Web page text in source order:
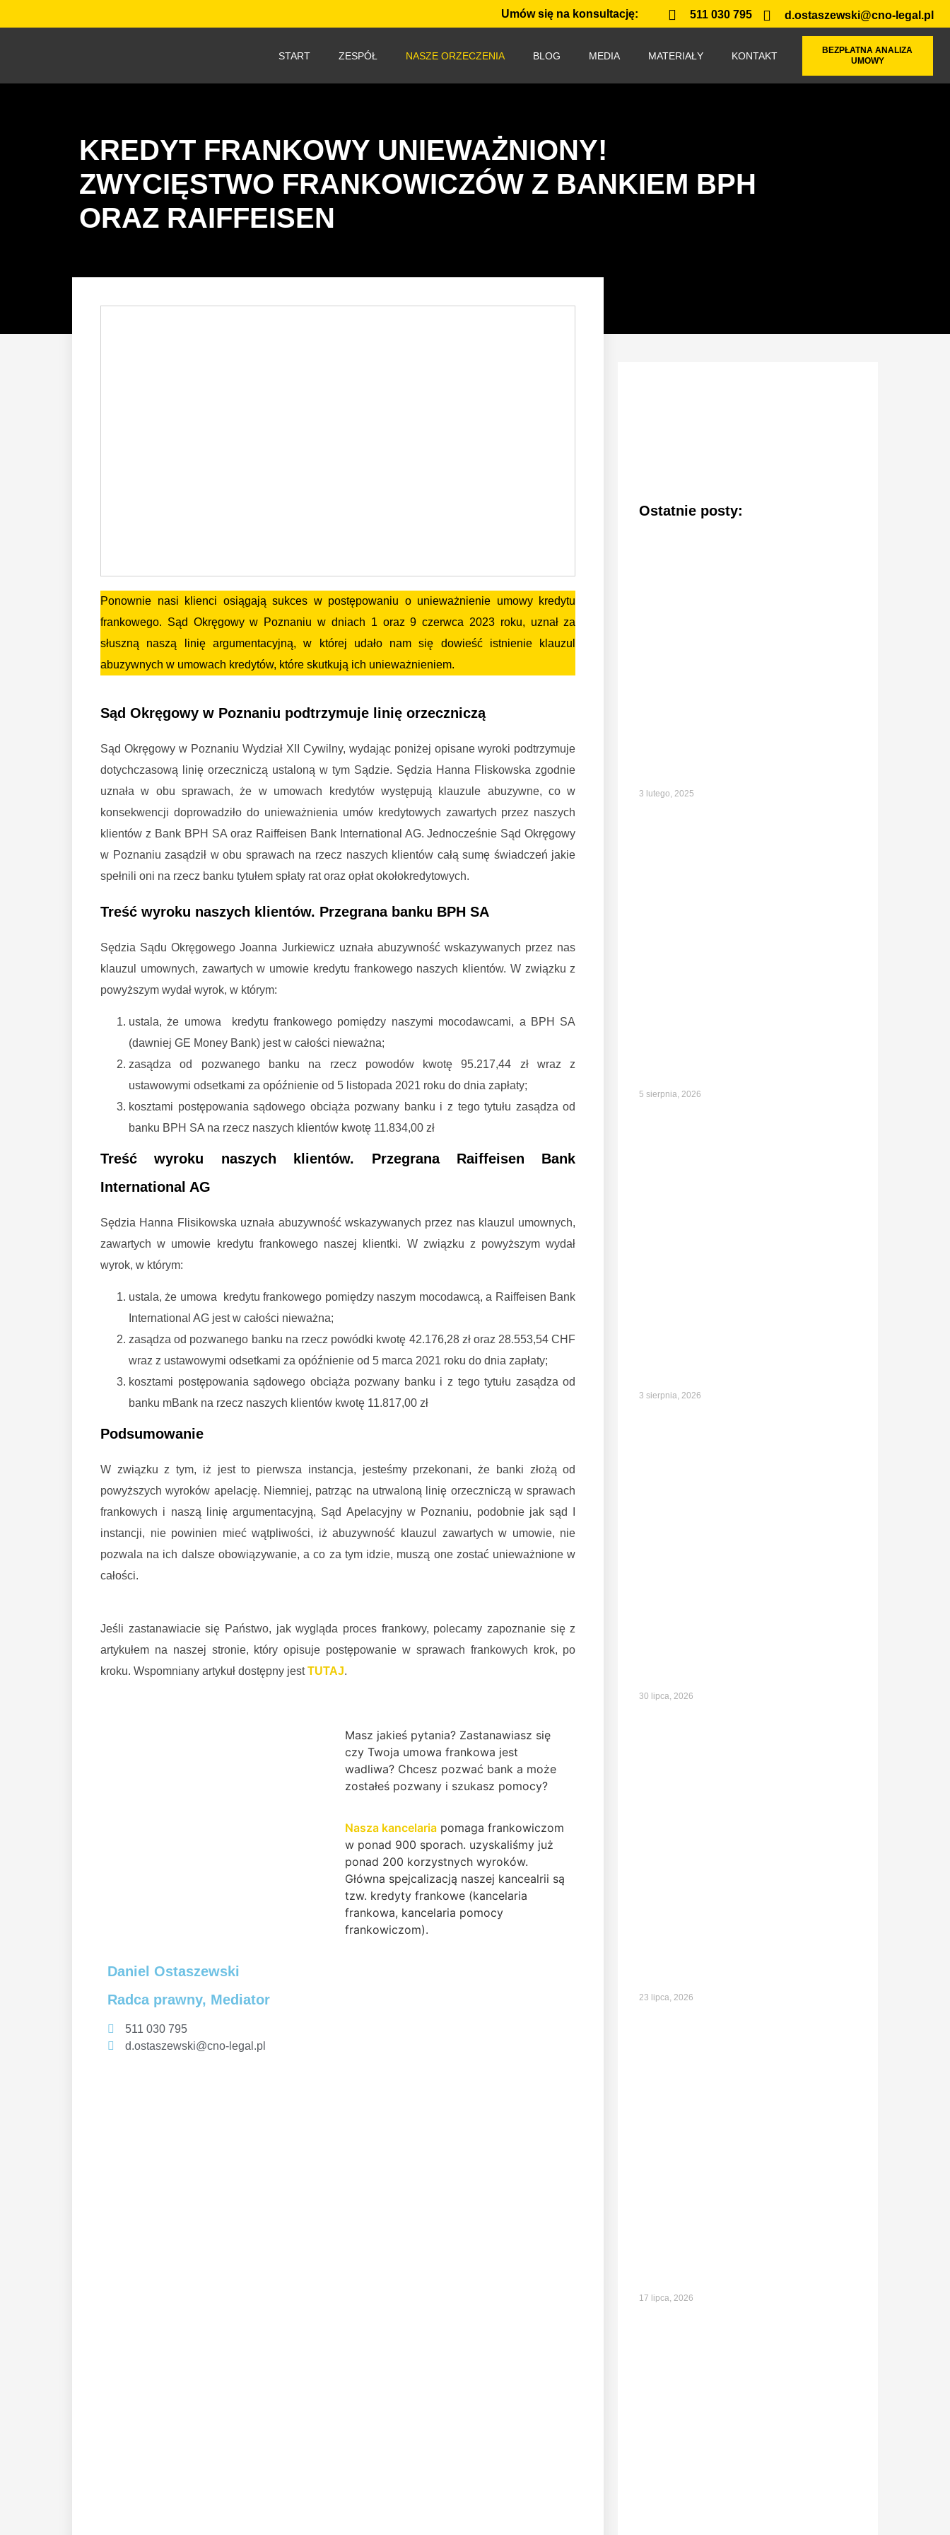
Umów się na konsultację: 511 030 795 d.ostaszewski@cno-legal.pl
START ZESPÓŁ NASZE ORZECZENIA BLOG MEDIA MATERIAŁY KONTAKT
BEZPŁATNA ANALIZA
UMOWY
KREDYT FRANKOWY UNIEWAŻNIONY!
ZWYCIĘSTWO FRANKOWICZÓW Z BANKIEM BPH
ORAZ RAIFFEISEN
Ponownie nasi klienci osiągają sukces w postępowaniu o unieważnienie umowy kredytu
frankowego. Sąd Okręgowy w Poznaniu w dniach 1 oraz 9 czerwca 2023 roku, uznał za
słuszną naszą linię argumentacyjną, w której udało nam się dowieść istnienie klauzul
abuzywnych w umowach kredytów, które skutkują ich unieważnieniem.
Sąd Okręgowy w Poznaniu podtrzymuje linię orzeczniczą
Sąd Okręgowy w Poznaniu Wydział XII Cywilny, wydając poniżej opisane wyroki podtrzymuje
dotychczasową linię orzeczniczą ustaloną w tym Sądzie. Sędzia Hanna Fliskowska zgodnie
uznała w obu sprawach, że w umowach kredytów występują klauzule abuzywne, co w
konsekwencji doprowadziło do unieważnienia umów kredytowych zawartych przez naszych
klientów z Bank BPH SA oraz Raiffeisen Bank International AG. Jednocześnie Sąd Okręgowy
w Poznaniu zasądził w obu sprawach na rzecz naszych klientów całą sumę świadczeń jakie
spełnili oni na rzecz banku tytułem spłaty rat oraz opłat okołokredytowych.
Treść wyroku naszych klientów. Przegrana banku BPH SA
Sędzia Sądu Okręgowego Joanna Jurkiewicz uznała abuzywność wskazywanych przez nas
klauzul umownych, zawartych w umowie kredytu frankowego naszych klientów. W związku z
powyższym wydał wyrok, w którym:
ustala, że umowa kredytu frankowego pomiędzy naszymi mocodawcami, a BPH SA
(dawniej GE Money Bank) jest w całości nieważna;
zasądza od pozwanego banku na rzecz powodów kwotę 95.217,44 zł wraz z
ustawowymi odsetkami za opóźnienie od 5 listopada 2021 roku do dnia zapłaty;
kosztami postępowania sądowego obciąża pozwany banku i z tego tytułu zasądza od
banku BPH SA na rzecz naszych klientów kwotę 11.834,00 zł
Treść wyroku naszych klientów. Przegrana Raiffeisen Bank
International AG
Sędzia Hanna Flisikowska uznała abuzywność wskazywanych przez nas klauzul umownych,
zawartych w umowie kredytu frankowego naszej klientki. W związku z powyższym wydał
wyrok, w którym:
ustala, że umowa kredytu frankowego pomiędzy naszym mocodawcą, a Raiffeisen Bank
International AG jest w całości nieważna;
zasądza od pozwanego banku na rzecz powódki kwotę 42.176,28 zł oraz 28.553,54 CHF
wraz z ustawowymi odsetkami za opóźnienie od 5 marca 2021 roku do dnia zapłaty;
kosztami postępowania sądowego obciąża pozwany banku i z tego tytułu zasądza od
banku mBank na rzecz naszych klientów kwotę 11.817,00 zł
Podsumowanie
W związku z tym, iż jest to pierwsza instancja, jesteśmy przekonani, że banki złożą od
powyższych wyroków apelację. Niemniej, patrząc na utrwaloną linię orzeczniczą w sprawach
frankowych i naszą linię argumentacyjną, Sąd Apelacyjny w Poznaniu, podobnie jak sąd I
instancji, nie powinien mieć wątpliwości, iż abuzywność klauzul zawartych w umowie, nie
pozwala na ich dalsze obowiązywanie, a co za tym idzie, muszą one zostać unieważnione w
całości.
Jeśli zastanawiacie się Państwo, jak wygląda proces frankowy, polecamy zapoznanie się z
artykułem na naszej stronie, który opisuje postępowanie w sprawach frankowych krok, po
kroku. Wspomniany artykuł dostępny jestTUTAJ.
Daniel Ostaszewski
Radca prawny, Mediator
511 030 795
d.ostaszewski@cno-legal.pl
Masz jakieś pytania? Zastanawiasz się
czy Twoja umowa frankowa jest
wadliwa? Chcesz pozwać bank a może
zostałeś pozwany i szukasz pomocy?
Nasza kancelaria pomaga frankowiczom
w ponad 900 sporach. uzyskaliśmy już
ponad 200 korzystnych wyroków.
Główna spejcalizacją naszej kancealrii są
tzw. kredyty frankowe (kancelaria
frankowa, kancelaria pomocy
frankowiczom).
Ostatnie posty:
3 lutego, 2025
5 sierpnia, 2026
3 sierpnia, 2026
30 lipca, 2026
23 lipca, 2026
17 lipca, 2026